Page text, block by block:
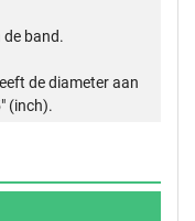
de band.
de diameter aan
(inch).